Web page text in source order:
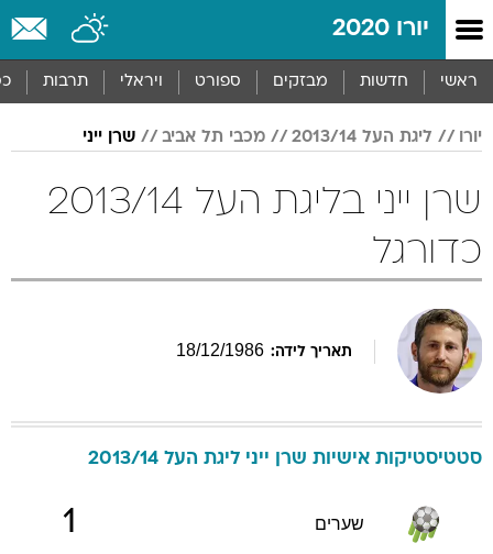
יורו 2020
ראשי חדשות מבזקים ספורט ויראלי תרבות
יורו ליגת העל 2013/14 מכבי תל אביב שרן ייני
שרן ייני בליגת העל 2013/14
כדורגל
תאריך לידה: 18/12/1986
סטטיסטיקות אישיות שרן ייני ליגת העל 2013/14
שערים 1